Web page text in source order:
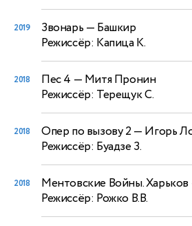
2019 Звонарь — Башкир
Режиссёр: Капица К.
2018 Пес 4 — Митя Пронин
Режиссёр: Терещук С.
2018 Опер по вызову 2— Игорь
Режиссёр: Буадзе З.
2018 Ментовские Войны. Харьков
Режиссёр: Рожко В.В.